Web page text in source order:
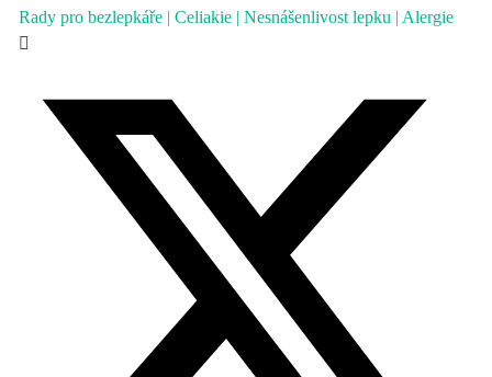
Rady pro bezlepkáře | Celiakie | Nesnášenlivost lepku | Alergie